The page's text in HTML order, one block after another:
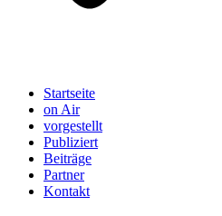
Startseite
on Air
vorgestellt
Publiziert
Beiträge
Partner
Kontakt